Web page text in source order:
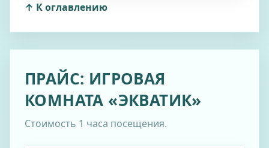
↑ К оглавлению
ПРАЙС: ИГРОВАЯ
КОМНАТА «ЭКВАТИК»
Стоимость 1 часа посещения.